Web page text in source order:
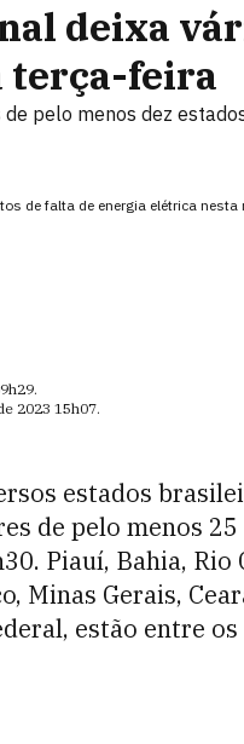
deixa
terça-feira
de pelo menos dez
de falta de energia elétrica
.
2023 15h07.
estados
de pelo menos
Piauí, Bahia, Rio
Minas Gerais,
estão entre os